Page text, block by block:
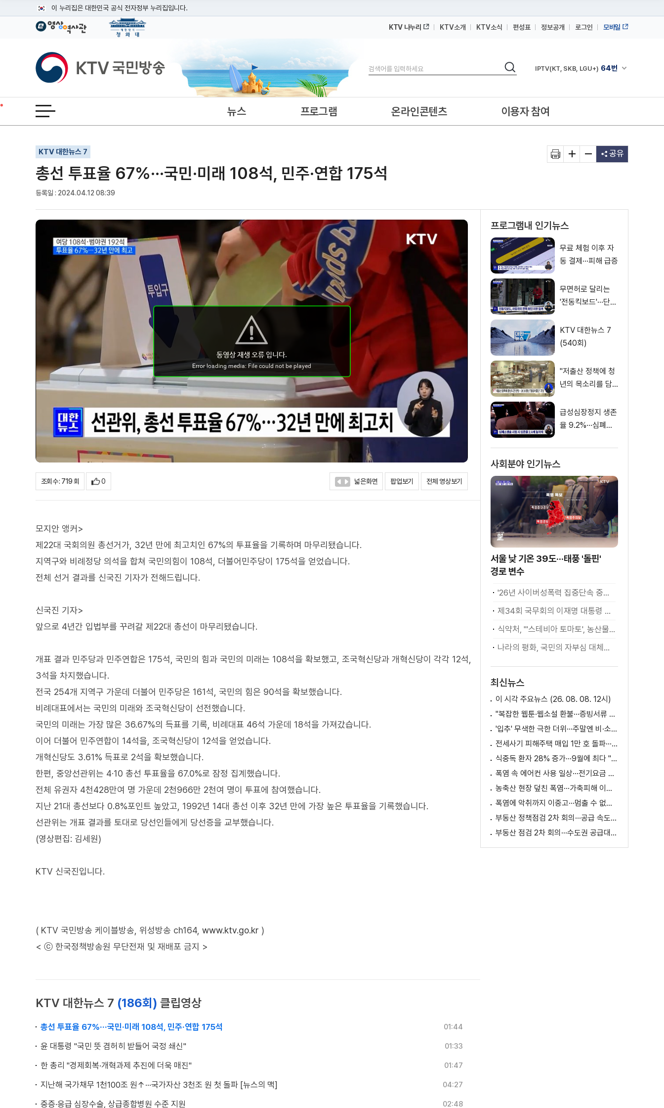
이 누리집은 대한민국 공식 전자정부 누리집입니다.
공식 누리집 주소 확인하기
이밖에 or.kr 또는 .kr등 다른 도메인 주소를 사용하고 있다면 아래 URL에서 도메인 주소를 확인해 보세요
운영중인 공식 누리집보기
KTV 나누리 KTV소개 KTV소식 편성표 정보공개 로그인 모바일
KTV국민방송
검색
검색 채널안내 펼쳐
IPTV(KT, SKB, LGU+) 64번
IPTV(KT, SKB, LGU+)
전체메뉴 열기 뉴스 프로그램 온라인콘텐츠 이용자 참여
KTV 대한뉴스 7
총선 투표율 67%···국민·미래 108석, 민주·연합 175석
등록일 : 2024.04.12 08:39
기사인쇄
글자확대
글자축소 공유
조회수 : 719 회 0 넓은화면 팝업보기 전체 영상보기
모지안 앵커>
제22대 국회의원 총선거가, 32년 만에 최고치인 67%의 투표율을 기록하며 마무리됐습니다.
지역구와 비례정당 의석을 합쳐 국민의힘이 108석, 더불어민주당이 175석을 얻었습니다.
전체 선거 결과를 신국진 기자가 전해드립니다.
신국진 기자>
앞으로 4년간 입법부를 꾸려갈 제22대 총선이 마무리됐습니다.
개표 결과 민주당과 민주연합은 175석, 국민의 힘과 국민의 미래는 108석을 확보했고, 조국혁신당과 개혁신당이 각각 12석,
3석을 차지했습니다.
전국 254개 지역구 가운데 더불어 민주당은 161석, 국민의 힘은 90석을 확보했습니다.
비례대표에서는 국민의 미래와 조국혁신당이 선전했습니다.
국민의 미래는 가장 많은 36.67%의 득표를 기록, 비례대표 46석 가운데 18석을 가져갔습니다.
이어 더불어 민주연합이 14석을, 조국혁신당이 12석을 얻었습니다.
개혁신당도 3.61% 득표로 2석을 확보했습니다.
한편, 중앙선관위는 4·10 총선 투표율을 67.0%로 잠정 집계했습니다.
전체 유권자 4천428만여 명 가운데 2천966만 2천여 명이 투표에 참여했습니다.
지난 21대 총선보다 0.8%포인트 높았고, 1992년 14대 총선 이후 32년 만에 가장 높은 투표율을 기록했습니다.
선관위는 개표 결과를 토대로 당선인들에게 당선증을 교부했습니다.
(영상편집: 김세원)
KTV 신국진입니다.
( KTV 국민방송 케이블방송, 위성방송 ch164, www.ktv.go.kr )
< ⓒ 한국정책방송원 무단전재 및 재배포 금지 >
KTV 대한뉴스 7 (186회) 클립영상
총선 투표율 67%···국민·미래 108석, 민주·연합 175석 01:44
윤 대통령 "국민 뜻 겸허히 받들어 국정 쇄신" 01:33
한 총리 "경제회복·개혁과제 추진에 더욱 매진" 01:47
지난해 국가채무 1천100조 원↑···국가자산 3천조 원 첫 돌파 [뉴스의 맥] 04:27
중증·응급 심장수술, 상급종합병원 수준 지원 02:48
프로그램내 인기뉴스
무료 체험 이후 자
동 결제···피해 급증
무면허로 달리는
'전동킥보드'···단속
KTV 대한뉴스 7
(540회)
"저출산 정책에 청
년의 목소리를 담
급성심장정지 생존
율 9.2%···심폐소
사회분야 인기뉴스
서울 낮 기온 39도···태풍 '돌핀'
경로 변수
'26년 사이버성폭력 집중단속 중간성과 발표···향후 추진계획은?
제34회 국무회의 이재명 대통령 모두발언
식약처, "'스테비아 토마토', 농산물 아닌 가공식품"
나라의 평화, 국민의 자부심 대체불가 대한민국 이재명 대통령 모두말씀
최신뉴스
이 시각 주요뉴스 (26. 08. 08. 12시)
"복잡한 웹툰·웹소설 환불···증빙서류 요구까지"
'입추' 무색한 극한 더위···주말엔 비·소나기
전세사기 피해주택 매입 1만 호 돌파···피해 지원 속도
식중독 환자 28% 증가···9월에 최다 "입추 방심 금물"
폭염 속 에어컨 사용 일상···전기요금 줄이려면?
농축산 현장 덮친 폭염···가축피해 이틀 새 28만 마리↑
폭염에 악취까지 이중고···멈출 수 없는 필수노동
부동산 정책점검 2차 회의···공급 속도전 본격화하나
부동산 점검 2차 회의···수도권 공급대책 논의